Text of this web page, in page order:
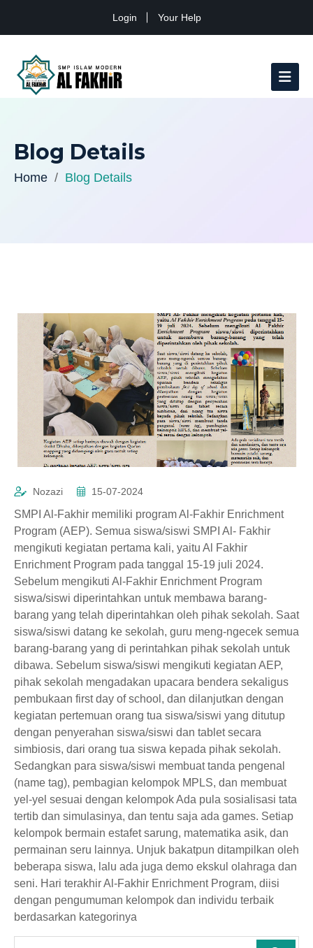
Login Your Help
Blog Details
Home Blog Details
Nozazi 15-07-2024
SMPI Al-Fakhir memiliki program Al-Fakhir Enrichment
Program (AEP). Semua siswa/siswi SMPI Al- Fakhir
mengikuti kegiatan pertama kali, yaitu Al Fakhir
Enrichment Program pada tanggal 15-19 juli 2024.
Sebelum mengikuti Al-Fakhir Enrichment Program
siswa/siswi diperintahkan untuk membawa barang-
barang yang telah diperintahkan oleh pihak sekolah. Saat
siswa/siswi datang ke sekolah, guru meng-ngecek semua
barang-barang yang di perintahkan pihak sekolah untuk
dibawa. Sebelum siswa/siswi mengikuti kegiatan AEP,
pihak sekolah mengadakan upacara bendera sekaligus
pembukaan first day of school, dan dilanjutkan dengan
kegiatan pertemuan orang tua siswa/siswi yang ditutup
dengan penyerahan siswa/siswi dan tablet secara
simbiosis, dari orang tua siswa kepada pihak sekolah.
Sedangkan para siswa/siswi membuat tanda pengenal
(name tag), pembagian kelompok MPLS, dan membuat
yel-yel sesuai dengan kelompok Ada pula sosialisasi tata
tertib dan simulasinya, dan tentu saja ada games. Setiap
kelompok bermain estafet sarung, matematika asik, dan
permainan seru lainnya. Unjuk bakatpun ditampilkan oleh
beberapa siswa, lalu ada juga demo ekskul olahraga dan
seni. Hari terakhir Al-Fakhir Enrichment Program, diisi
dengan pengumuman kelompok dan individu terbaik
berdasarkan kategorinya